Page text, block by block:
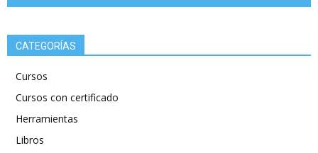
CATEGORÍAS
Cursos
Cursos con certificado
Herramientas
Libros